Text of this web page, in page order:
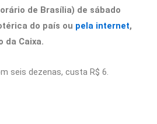
de Brasília) de sábado
do país ou pela internet,
da Caixa.
seis dezenas, custa R$ 6.